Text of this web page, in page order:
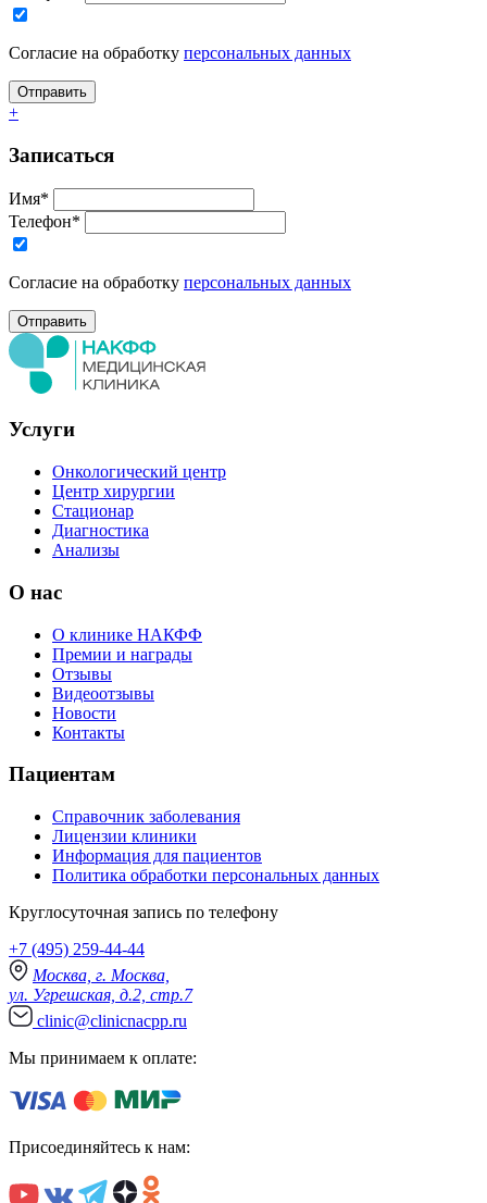
Согласие на обработку персональных данных
+
Записаться
Имя*
Телефон*
Согласие на обработку персональных данных
Услуги
Онкологический центр
Центр хирургии
Стационар
Диагностика
Анализы
О нас
О клинике НАКФФ
Премии и награды
Отзывы
Видеоотзывы
Новости
Контакты
Пациентам
Справочник заболевания
Лицензии клиники
Информация для пациентов
Политика обработки персональных данных
Круглосуточная запись по телефону
+7 (495) 259-44-44
Москва, г. Москва,
ул. Угрешская, д.2, стр.7
clinic@clinicnacpp.ru
Мы принимаем к оплате:
Присоединяйтесь к нам: